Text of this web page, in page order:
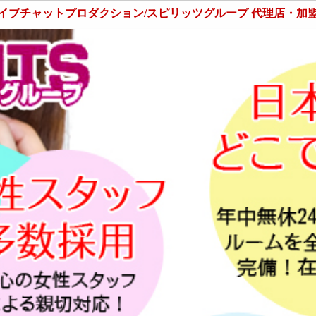
ブチャットプロダクション/スピリッツグループ 代理店・加